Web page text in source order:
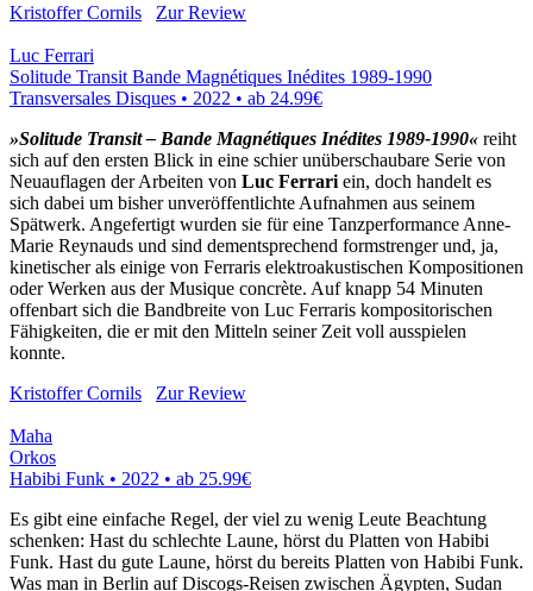
Kristoffer Cornils
Zur Review
Luc Ferrari
Solitude Transit Bande Magnétiques Inédites 1989-1990
Transversales Disques • 2022 • ab 24.99€
»Solitude Transit – Bande Magnétiques Inédites 1989-1990« reiht
sich auf den ersten Blick in eine schier unüberschaubare Serie von
Neuauflagen der Arbeiten von Luc Ferrari ein, doch handelt es
sich dabei um bisher unveröffentlichte Aufnahmen aus seinem
Spätwerk. Angefertigt wurden sie für eine Tanzperformance Anne-
Marie Reynauds und sind dementsprechend formstrenger und, ja,
kinetischer als einige von Ferraris elektroakustischen Kompositionen
oder Werken aus der Musique concrète. Auf knapp 54 Minuten
offenbart sich die Bandbreite von Luc Ferraris kompositorischen
Fähigkeiten, die er mit den Mitteln seiner Zeit voll ausspielen
konnte.
Kristoffer Cornils
Zur Review
Maha
Orkos
Habibi Funk • 2022 • ab 25.99€
Es gibt eine einfache Regel, der viel zu wenig Leute Beachtung
schenken: Hast du schlechte Laune, hörst du Platten von Habibi
Funk. Hast du gute Laune, hörst du bereits Platten von Habibi Funk.
Was man in Berlin auf Discogs-Reisen zwischen Ägypten, Sudan